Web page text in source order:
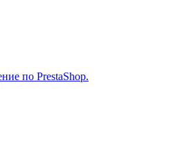
по PrestaShop.